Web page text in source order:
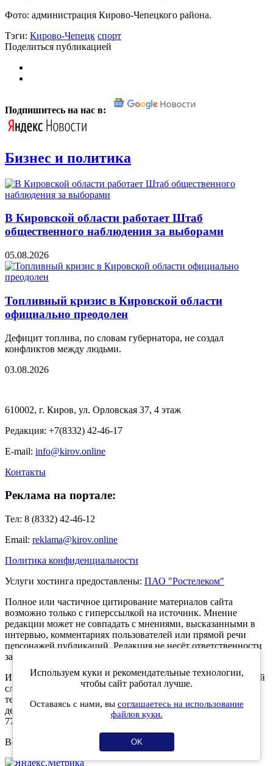
Фото: администрация Кирово-Чепецкого района.
Тэги: Кирово-Чепецк спорт
Поделиться публикацией
Подпишитесь на нас в:
Бизнес и политика
В Кировской области работает Штаб
общественного наблюдения за выборами
05.08.2026
Топливный кризис в Кировской области
официально преодолен
Дефицит топлива, по словам губернатора, не создал
конфликтов между людьми.
03.08.2026
610002, г. Киров, ул. Орловская 37, 4 этаж
Редакция: +7(8332) 42-46-17
E-mail: info@kirov.online
Контакты
Реклама на портале:
Тел: 8 (8332) 42-46-12
Email: reklama@kirov.online
Политика конфиденциальности
Услуги хостинга предоставлены: ПАО "Ростелеком"
Полное или частичное цитирование материалов сайта
возможно только с гиперссылкой на источник. Мнение
редакции может не совпадать с мнениями, высказанными в
интервью, комментариях пользователей или прямой речи
персонажей публикаций. Редакция не несёт ответственности
за текст комментариев читателей.
Интернет-портал Kirov.online зарегистрирован в Федеральной
службе по надзору в сфере связи, информационных
технологий и массовых коммуникаций (Роскомнадзор) 5
декабря 2019 года. Регистрационный номер ЭЛ № ФС 77 -
77189.
Возрастное ограничение 12+
Используем куки и рекомендательные технологии,
чтобы сайт работал лучше.
Оставаясь с нами, вы соглашаетесь на использование
файлов куки.
OK